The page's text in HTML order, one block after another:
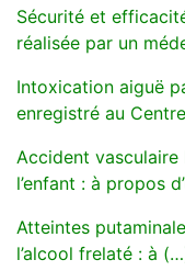
Sécurité et
réalisée par un
Intoxication aiguë
enregistré au
Accident vasculaire
l’enfant : à propos
Atteintes
l’alcool frelaté : à